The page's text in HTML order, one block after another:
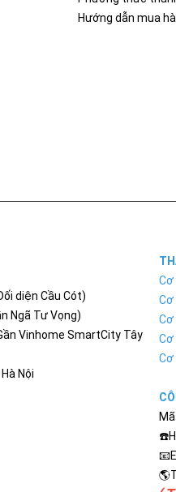
Hướng dẫn mua
diện Cầu Cót)
Ngã Tư Vọng)
Vinhome SmartCity Tây
Nội
Cơ
Cơ
Cơ
Cơ
Cơ